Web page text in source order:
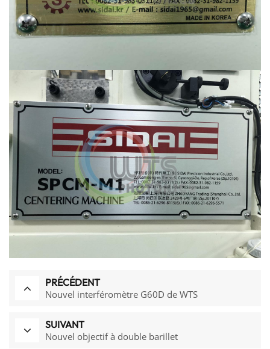
PRÉCÉDENT
Nouvel interféromètre G60D de WTS
SUIVANT
Nouvel objectif à double barillet